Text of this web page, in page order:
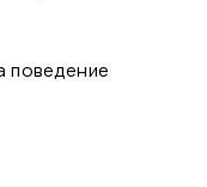
поведение